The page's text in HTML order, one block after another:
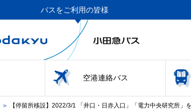
バスをご利用の皆様
空港連絡バス
> 【停留所移設】2022/3/1 「井口・日赤入口」「電力中央研究所」